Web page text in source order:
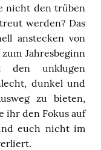
nicht den trüben
werden? Das
anstecken von
Jahresbeginn
den unklugen
dunkel und
zu bieten,
ihr den Fokus auf
euch nicht im